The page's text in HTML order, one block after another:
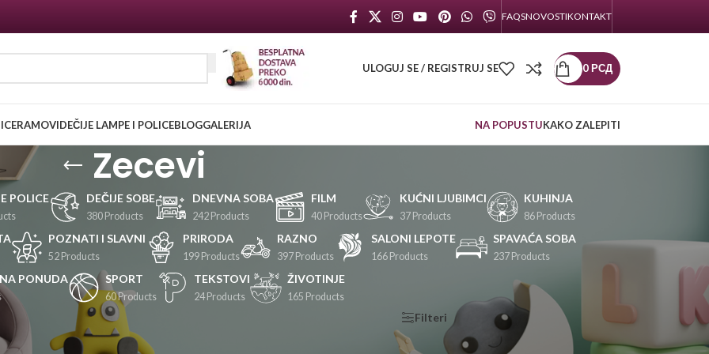
FAQSNOVOSTIKONTAKT
ULOGUJ SE / REGISTRUJ SE 0РСД
RAMOVIDEČIJE LAMPE I POLICEBLOGGALERIJA NA POPUSTUKAKO ZALEPITI
Zecevi
POLICE DEČIJE SOBE
380 Products
DNEVNA SOBA
242 Products
FILM
40 Products
KUĆNI LJUBIMCI
37 Products
KUHINJA
86 Products
POZNATI I SLAVNI
52 Products
PRIRODA
199 Products
RAZNO
397 Products
SALONI LEPOTE
166 Products
SPAVAĆA SOBA
237 Products
PONUDA SPORT
60 Products
TEKSTOVI
24 Products
ŽIVOTINJE
165 Products
Filteri
KATEGORIJE
PROIZVODA